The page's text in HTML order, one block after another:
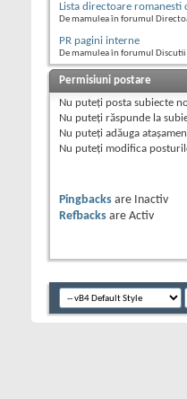
Lista directoare romanesti
De mamulea în forumul
PR pagini interne
De mamulea în forumul
Permisiuni postare
Nu puteţi posta subiecte
Nu puteţi răspunde la
Nu puteţi adăuga
Nu puteţi modifica
Pingbacks are
Inactiv
Refbacks are Activ